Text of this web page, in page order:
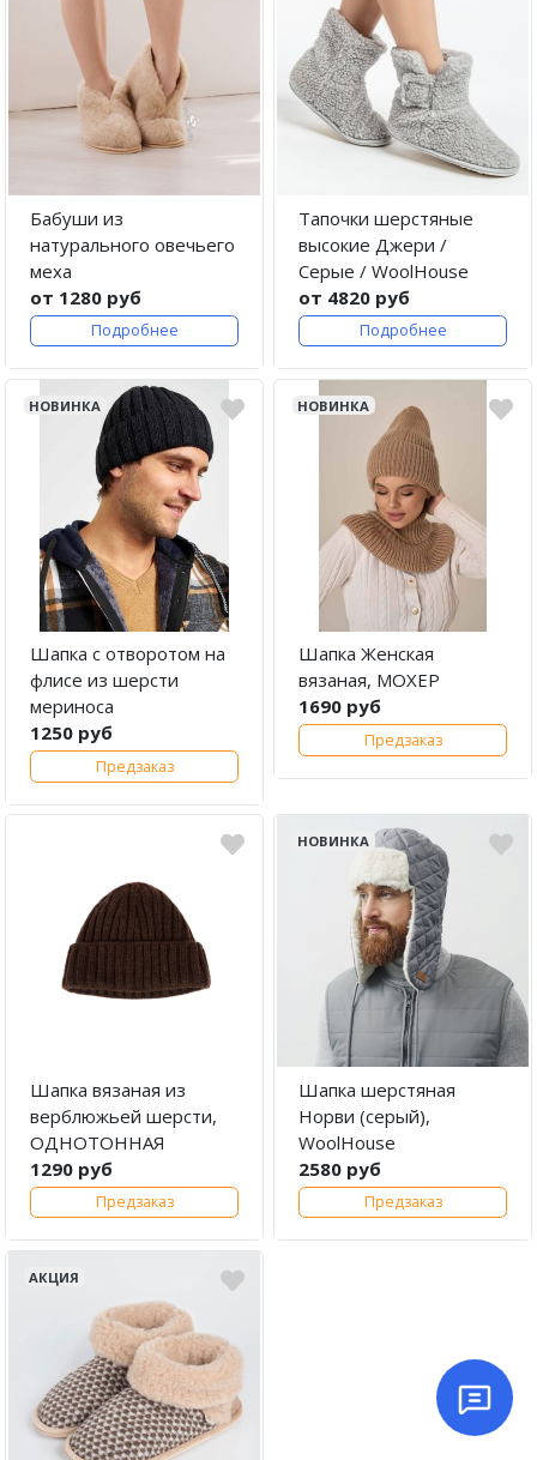
Бабуши из
натурального овечьего
меха
от 1280 руб
Подробнее
Тапочки шерстяные
высокие Джери /
Серые / WoolHouse
от 4820 руб
Подробнее
НОВИНКА
Шапка с отворотом на
флисе из шерсти
мериноса
1250 руб
Предзаказ
НОВИНКА
Шапка Женская
вязаная, МОХЕР
1690 руб
Предзаказ
Шапка вязаная из
верблюжьей шерсти,
ОДНОТОННАЯ
1290 руб
Предзаказ
НОВИНКА
Шапка шерстяная
Норви (серый),
WoolHouse
2580 руб
Предзаказ
АКЦИЯ